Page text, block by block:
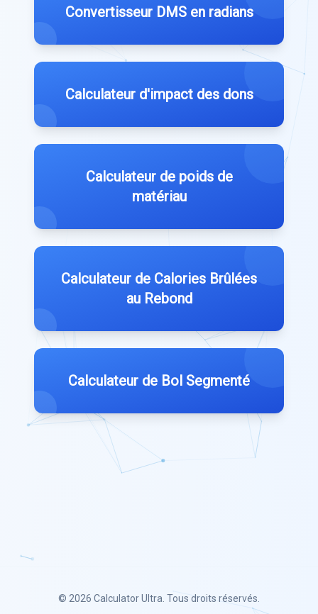
Convertisseur DMS en radians
Calculateur d'impact des dons
Calculateur de poids de
matériau
Calculateur de Calories Brûlées
au Rebond
Calculateur de Bol Segmenté
© 2026 Calculator Ultra . Tous droits réservés.